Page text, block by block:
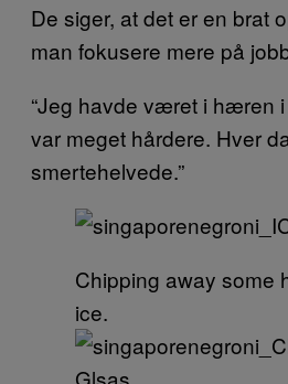
De siger, at det er en brat
man fokusere mere på
“Jeg havde været i hæren
var meget hårdere. Hver
smertehelvede.”
Chipping away some
ice.